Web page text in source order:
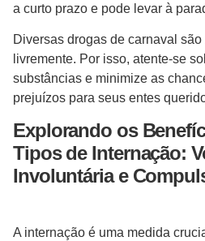
a curto prazo e pode levar à
Diversas drogas de carnaval
livremente. Por isso, atente-se
substâncias e minimize as
prejuízos para seus entes
Explorando os
Tipos de Internação:
Involuntária e
A internação é uma medida